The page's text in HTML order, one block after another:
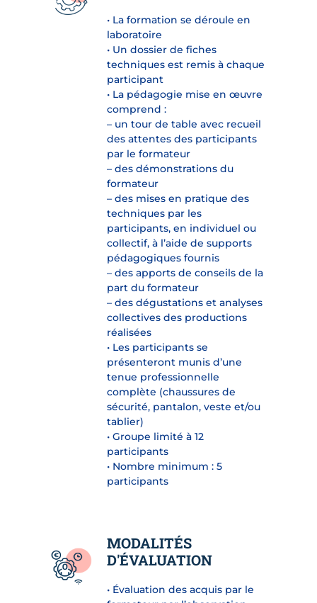
• La formation se déroule en
laboratoire
• Un dossier de fiches
techniques est remis à chaque
participant
• La pédagogie mise en œuvre
comprend :
– un tour de table avec recueil
des attentes des participants
par le formateur
– des démonstrations du
formateur
– des mises en pratique des
techniques par les
participants, en individuel ou
collectif, à l’aide de supports
pédagogiques fournis
– des apports de conseils de la
part du formateur
– des dégustations et analyses
collectives des productions
réalisées
• Les participants se
présenteront munis d’une
tenue professionnelle
complète (chaussures de
sécurité, pantalon, veste et/ou
tablier)
• Groupe limité à 12
participants
• Nombre minimum : 5
participants
MODALITÉS
D'ÉVALUATION
• Évaluation des acquis par le